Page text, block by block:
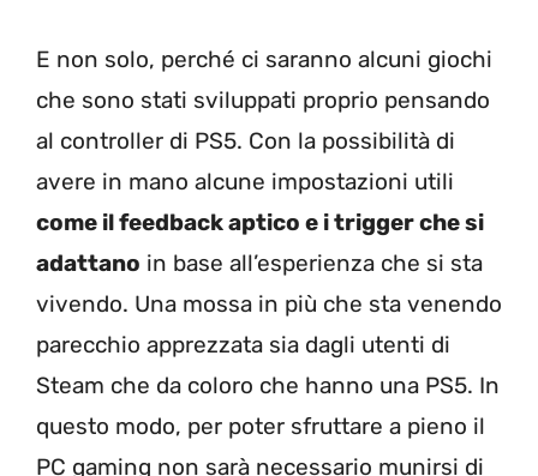
E non solo, perché ci saranno alcuni giochi
che sono stati sviluppati proprio pensando
al controller di PS5. Con la possibilità di
avere in mano alcune impostazioni utili
come il feedback aptico e i trigger che si
adattano in base all’esperienza che si sta
vivendo. Una mossa in più che sta venendo
parecchio apprezzata sia dagli utenti di
Steam che da coloro che hanno una PS5. In
questo modo, per poter sfruttare a pieno il
PC gaming non sarà necessario munirsi di